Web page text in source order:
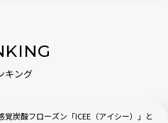
キング
覚炭酸フローズン「ICEE（アイシー）」と